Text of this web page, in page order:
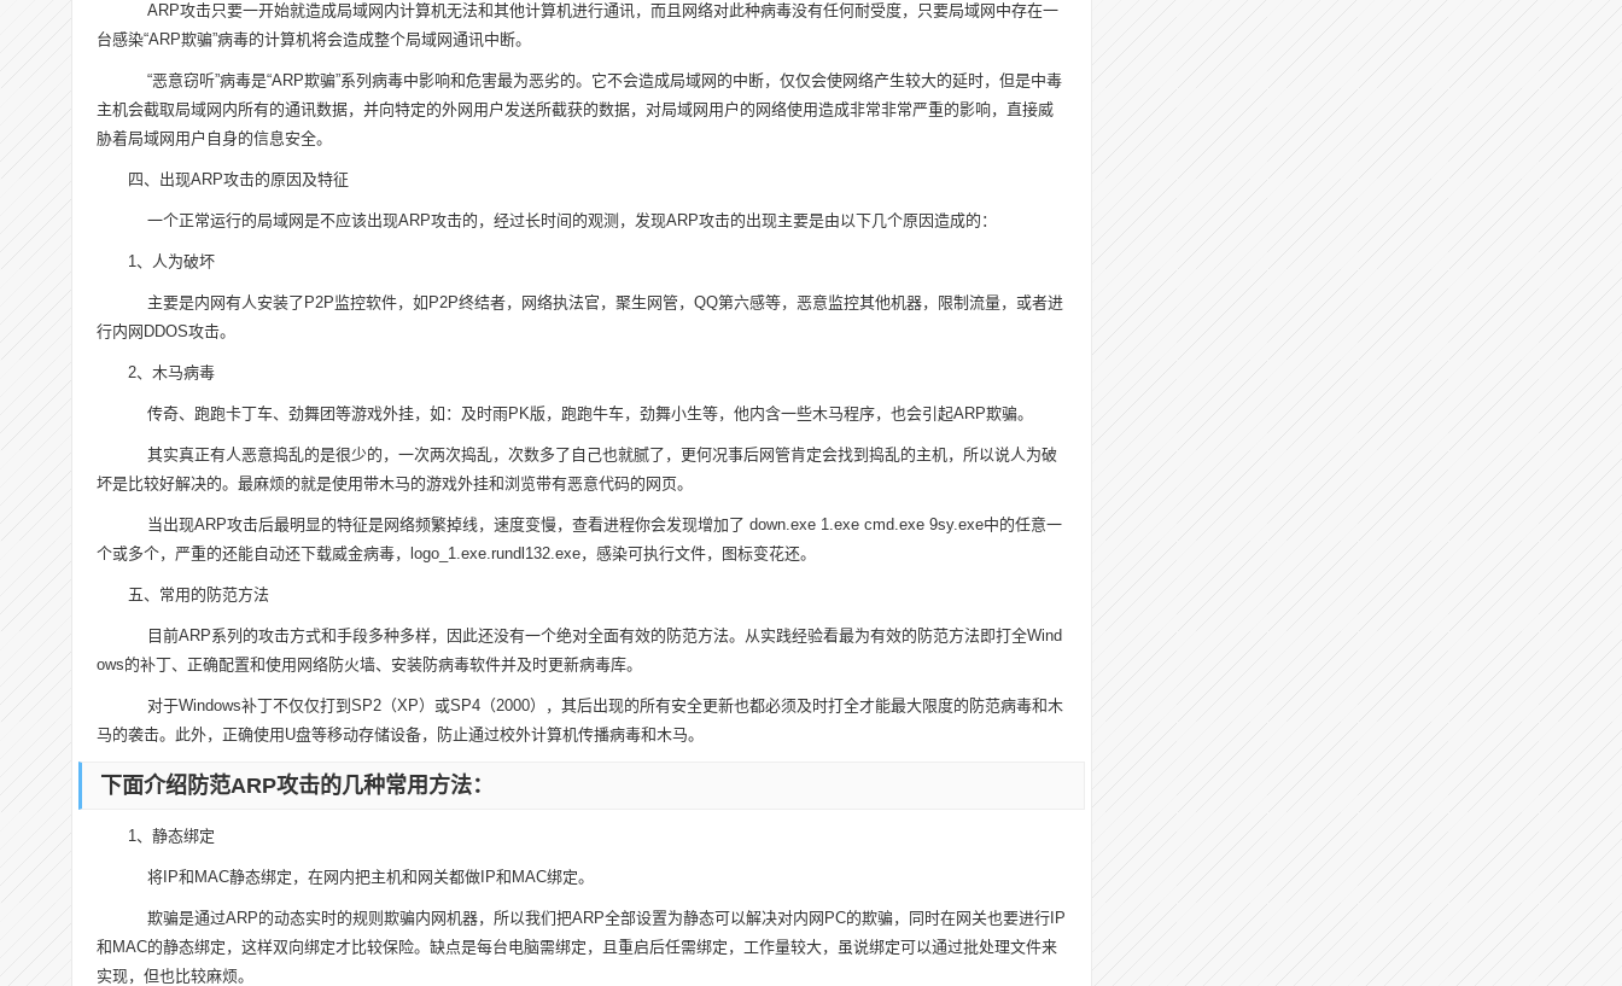
ARP攻击只要一开始就造成局域网内计算机无法和其他计算机进行通讯，而且网络对此种病毒没有任何耐受度，只要局域网中存在一
台感染“ARP欺骗”病毒的计算机将会造成整个局域网通讯中断。
“恶意窃听”病毒是“ARP欺骗”系列病毒中影响和危害最为恶劣的。它不会造成局域网的中断，仅仅会使网络产生较大的延时，但是中毒
主机会截取局域网内所有的通讯数据，并向特定的外网用户发送所截获的数据，对局域网用户的网络使用造成非常非常严重的影响，直接威
胁着局域网用户自身的信息安全。
四、出现ARP攻击的原因及特征
一个正常运行的局域网是不应该出现ARP攻击的，经过长时间的观测，发现ARP攻击的出现主要是由以下几个原因造成的：
1、人为破坏
主要是内网有人安装了P2P监控软件，如P2P终结者，网络执法官，聚生网管，QQ第六感等，恶意监控其他机器，限制流量，或者进
行内网DDOS攻击。
2、木马病毒
传奇、跑跑卡丁车、劲舞团等游戏外挂，如：及时雨PK版，跑跑牛车，劲舞小生等，他内含一些木马程序，也会引起ARP欺骗。
其实真正有人恶意捣乱的是很少的，一次两次捣乱，次数多了自己也就腻了，更何况事后网管肯定会找到捣乱的主机，所以说人为破
坏是比较好解决的。最麻烦的就是使用带木马的游戏外挂和浏览带有恶意代码的网页。
当出现ARP攻击后最明显的特征是网络频繁掉线，速度变慢，查看进程你会发现增加了 down.exe 1.exe cmd.exe 9sy.exe中的任意一
个或多个，严重的还能自动还下载威金病毒，logo_1.exe.rundl132.exe，感染可执行文件，图标变花还。
五、常用的防范方法
目前ARP系列的攻击方式和手段多种多样，因此还没有一个绝对全面有效的防范方法。从实践经验看最为有效的防范方法即打全Wind
ows的补丁、正确配置和使用网络防火墙、安装防病毒软件并及时更新病毒库。
对于Windows补丁不仅仅打到SP2（XP）或SP4（2000），其后出现的所有安全更新也都必须及时打全才能最大限度的防范病毒和木
马的袭击。此外，正确使用U盘等移动存储设备，防止通过校外计算机传播病毒和木马。
下面介绍防范ARP攻击的几种常用方法：
1、静态绑定
将IP和MAC静态绑定，在网内把主机和网关都做IP和MAC绑定。
欺骗是通过ARP的动态实时的规则欺骗内网机器，所以我们把ARP全部设置为静态可以解决对内网PC的欺骗，同时在网关也要进行IP
和MAC的静态绑定，这样双向绑定才比较保险。缺点是每台电脑需绑定，且重启后任需绑定，工作量较大，虽说绑定可以通过批处理文件来
实现，但也比较麻烦。